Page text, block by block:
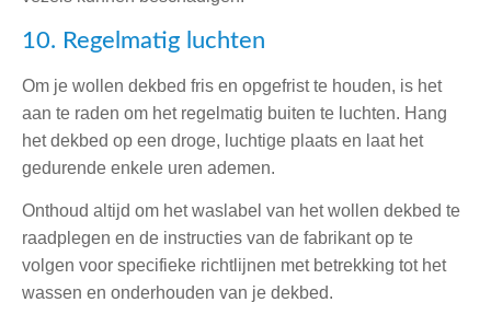
10. Regelmatig luchten
Om je wollen dekbed fris en opgefrist te houden, is het
aan te raden om het regelmatig buiten te luchten. Hang
het dekbed op een droge, luchtige plaats en laat het
gedurende enkele uren ademen.
Onthoud altijd om het waslabel van het wollen dekbed te
raadplegen en de instructies van de fabrikant op te
volgen voor specifieke richtlijnen met betrekking tot het
wassen en onderhouden van je dekbed.